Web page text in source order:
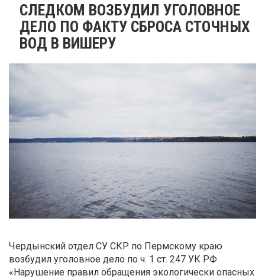
СЛЕДКОМ ВОЗБУДИЛ УГОЛОВНОЕ
ДЕЛО ПО ФАКТУ СБРОСА СТОЧНЫХ
ВОД В ВИШЕРУ
Чердынский отдел СУ СКР по Пермскому краю
возбудил уголовное дело по ч. 1 ст. 247 УК РФ
«Нарушение правил обращения экологически опасных